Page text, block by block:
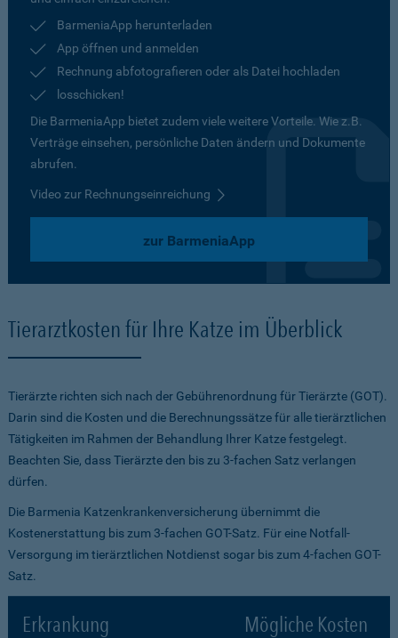
BarmeniaApp herunterladen
App öffnen und anmelden
Rechnung abfotografieren oder als Datei hochladen
losschicken!
Die BarmeniaApp bietet zudem viele weitere Vorteile. Wie z.B.
Verträge einsehen, persönliche Daten ändern und Dokumente
abrufen.
Video zur Rechnungseinreichung
zur BarmeniaApp
Tierarztkosten für Ihre Katze im Überblick
Tierärzte richten sich nach der Gebührenordnung für Tierärzte (GOT).
Darin sind die Kosten und die Berechnungssätze für alle tierärztlichen
Tätigkeiten im Rahmen der Behandlung Ihrer Katze festgelegt.
Beachten Sie, dass Tierärzte den bis zu 3-fachen Satz verlangen
dürfen.
Die Barmenia Katzenkrankenversicherung übernimmt die
Kostenerstattung bis zum 3-fachen GOT-Satz. Für eine Notfall-
Versorgung im tierärztlichen Notdienst sogar bis zum 4-fachen GOT-
Satz.
Erkrankung Mögliche Kosten